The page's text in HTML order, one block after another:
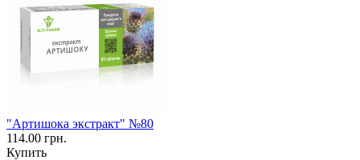
"Артишока экстракт" №80
114.00 грн.
Купить